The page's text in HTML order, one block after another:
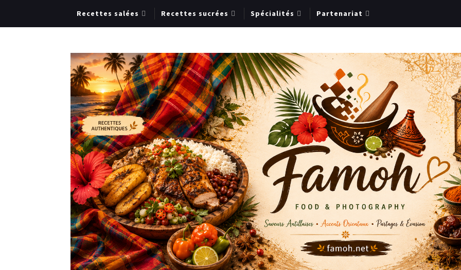
Recettes salées Recettes sucrées Spécialités Partenariat